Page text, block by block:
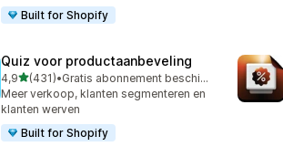
Built for Shopify
Quiz voor productaanbeveling
4,9van 5 sterren
(431)
431 recensies in totaal
•
Gratis abonnement beschikbaar
Meer verkoop, klanten segmenteren en
klanten werven
Built for Shopify